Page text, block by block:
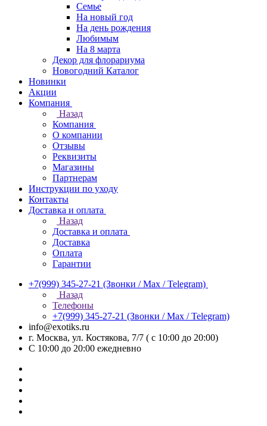
Семье
На новый год
На день рождения
Любимым
На 8 марта
Декор для флорариума
Новогодний Каталог
Новинки
Акции
Компания
Назад
Компания
О компании
Отзывы
Реквизиты
Магазины
Партнерам
Инструкции по уходу
Контакты
Доставка и оплата
Назад
Доставка и оплата
Доставка
Оплата
Гарантии
+7(999) 345-27-21 (Звонки / Max / Telegram)
Назад
Телефоны
+7(999) 345-27-21 (Звонки / Max / Telegram)
info@exotiks.ru
г. Москва, ул. Костякова, 7/7 ( с 10:00 до 20:00)
С 10:00 до 20:00 ежедневно